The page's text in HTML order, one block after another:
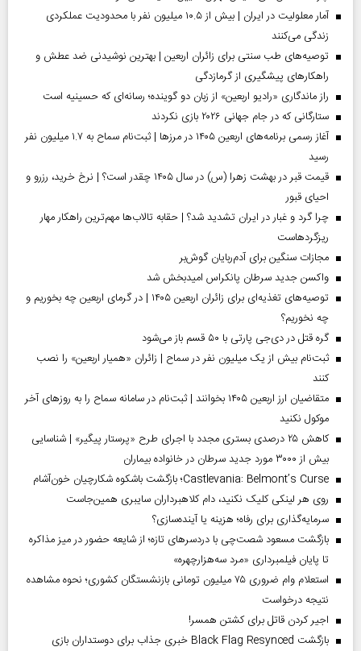
آمار معلولیت در ایران | بیش از ۱۰.۵ میلیون نفر با محدودیت عملکردی
زندگی می‌کنند
توصیه‌های طب سنتی برای زائران اربعین | بهترین نوشیدنی ضد عطش و
راهکارهای پیشگیری از گرمازدگی
راز ماندگاری «رادیو اربعین» از زبان دو گوینده؛ رسانه‌ای که حسینیه است
ستارگانی که در جام جهانی ۲۰۲۶ بازی نکردند
آغاز رسمی برنامه‌های اربعین ۱۴۰۵ در مرز‌ها | ثبت‌نام سماح به ۱.۷ میلیون نفر
رسید
قیمت قبر در بهشت زهرا (س) در سال ۱۴۰۵ چقدر است؟ | نرخ خرید، رزرو و
احیای قبور
چرا گرد و غبار در ایران تشدید شد؟ | حقابه تالاب‌ها مهم‌ترین راهکار مهار
ریزگردهاست
مجازات سنگین برای آدم‌ربایان گوش‌بر
واکسن جدید سرطان پانکراس امیدبخش شد
توصیه‌های تغذیه‌ای برای زائران اربعین ۱۴۰۵ | در گرمای اربعین چه بخوریم و
چه نخوریم؟
گره قتل در دی‌جی پارتی با ۵۰ قسم باز می‌شود
ثبت‌نام بیش از یک میلیون نفر در سماح | زائران «همیار اربعین» را نصب
کنند
متقاضیان ارز اربعین ۱۴۰۵ بخوانند | ثبت‌نام در سامانه سماح را به روز‌های آخر
موکول نکنید
کاهش ۲۵ درصدی بستری مجدد با اجرای طرح «پرستار پیگیر» | شناسایی
بیش از ۳۰۰۰ مورد جدید سرطان در خانواده بیماران
Castlevania: Belmont’s Curse؛ بازگشت باشکوه شکارچیان خون‌آشام
روی هر لینکی کلیک نکنید، دام کلاهبرداران سایبری همین‌جاست
سرمایه‌گذاری برای رفاه؛ هزینه یا آینده‌سازی؟
بازگشت مسعود شصت‌چی با دردسر‌های تازه؛ از شایعه حضور در میز مذاکره
تا پایان فیلمبرداری «مرد سه‌هزارچهره»
استعلام وام ضروری ۷۵ میلیون تومانی بازنشستگان کشوری؛ نحوه مشاهده
نتیجه درخواست
اجیر کردن قاتل برای کشتن همسر!
بازگشت Black Flag Resynced خبری جذاب برای دوستداران بازی